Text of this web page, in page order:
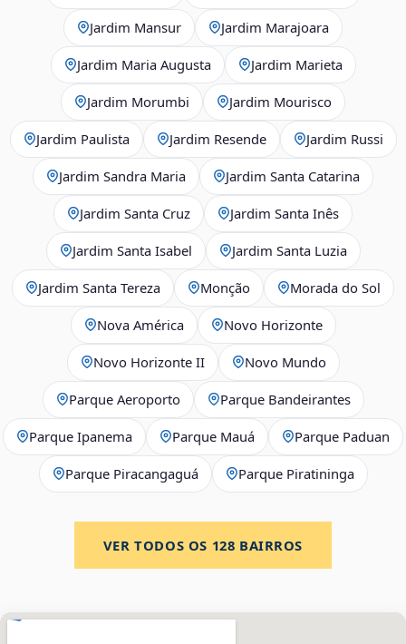
Jardim Mansur Jardim Marajoara
Jardim Maria Augusta Jardim Marieta
Jardim Morumbi Jardim Mourisco
Jardim Paulista Jardim Resende Jardim Russi
Jardim Sandra Maria Jardim Santa Catarina
Jardim Santa Cruz Jardim Santa Inês
Jardim Santa Isabel Jardim Santa Luzia
Jardim Santa Tereza Monção Morada do Sol
Nova América Novo Horizonte
Novo Horizonte II Novo Mundo
Parque Aeroporto Parque Bandeirantes
Parque Ipanema Parque Mauá Parque Paduan
Parque Piracangaguá Parque Piratininga
VER TODOS OS 128 BAIRROS